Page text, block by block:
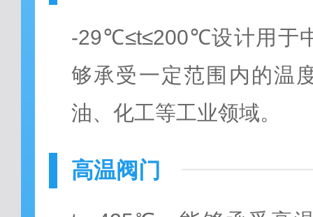
-29℃≤t≤200℃设计用于
够承受一定范围内的温
油、化工等工业领域。
高温阀门